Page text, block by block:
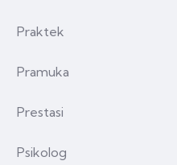
Praktek
Pramuka
Prestasi
Psikolog